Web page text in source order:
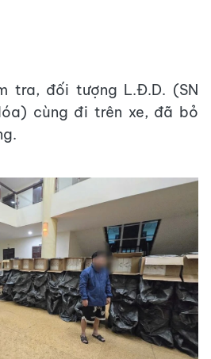
tra, đối tượng L.Đ.D. (SN
cùng đi trên xe, đã bỏ